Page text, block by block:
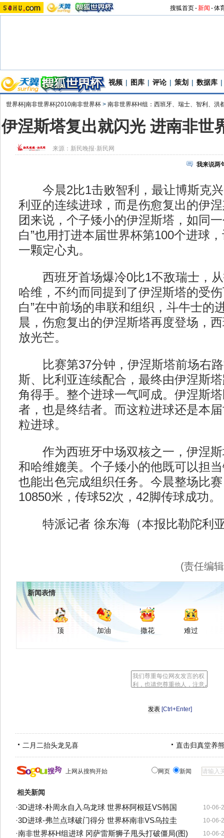
搜狐首页-新闻 -体
视频 | 图库 | 评论 | 策划 | 数据库 |
世界杯|南非世界杯|2010南非世界杯 > 南非世界杯H组：西班牙、瑞士、智利、洪
伊涅斯塔复出就闪光 进南非世
来源： 新民晚报·新民网
我来说两
今晨2比1击败智利，最让博斯克兴
利亚的连续进球，而是伤愈复出的伊
团来说，个子矮小的伊涅斯塔，如同
白”也用打进本届世界杯第100个进球
一颗定心丸。
西班牙首场爆冷0比1不敌瑞士，从
哈维，不约而同提到了伊涅斯塔的受
白”在中前场的串联和组织，斗牛士的
晨，伤愈复出的伊涅斯塔再度登场，
放光芒。
比赛第37分钟，伊涅斯塔前场右路
斯、比利亚连续配合，最终由伊涅斯
角得手。整个进球一气呵成。伊涅斯
者，也是终结者。而这粒进球还是本
粒进球。
作为西班牙中场双核之一，伊涅斯
和哈维媲美。个子矮小的他既可以担
也能出色完成组织任务。今晨整场比
10850米，传球52次，42脚传球成功。
特派记者 徐东海（本报比勒陀利
(责任编
新闻表情
顶 加油 撒花 难过
[Ctrl+Enter]
二月二抬头龙见喜 直击归真堂养
上网从搜狗开始 网页 新闻
相关新闻
10-06-
·3D进球-朴周永自入乌龙球 世界杯阿根廷VS韩国
10-06-
·3D进球-弗兰点球破门得分 世界杯南非VS乌拉圭
10-06-
·南非世界杯H组进球 冈萨雷斯狮子甩头打破僵局(图)